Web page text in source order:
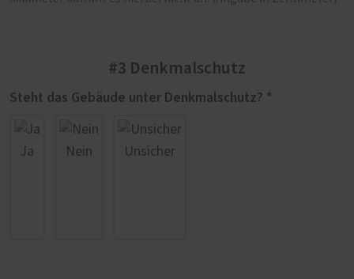
#3 Denkmalschutz
Steht das Gebäude unter Denkmalschutz? *
Ja Nein Unsicher